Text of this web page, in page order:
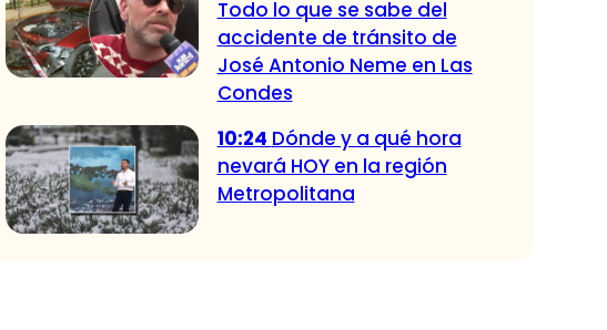
Todo lo que se sabe del
accidente de tránsito de
José Antonio Neme en Las
Condes
10:24 Dónde y a qué hora
nevará HOY en la región
Metropolitana